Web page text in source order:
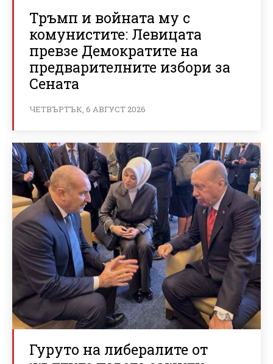
Тръмп и войната му с
комунистите: Левицата
превзе Демократите на
предварителните избори за
Сената
ЧЕТВЪРТЪК, 6 АВГУСТ 2026
Гуруто на либералите от